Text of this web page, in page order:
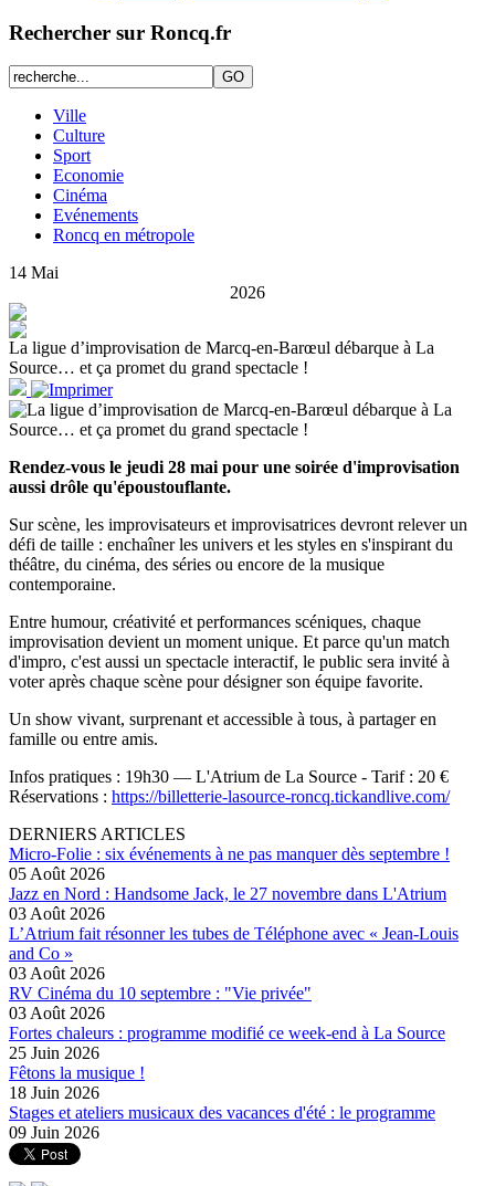
Rechercher sur Roncq.fr
Ville
Culture
Sport
Economie
Cinéma
Evénements
Roncq en métropole
14 Mai
2026
La ligue d’improvisation de Marcq-en-Barœul débarque à La
Source… et ça promet du grand spectacle !
Rendez-vous le jeudi 28 mai pour une soirée d'improvisation
aussi drôle qu'époustouflante.
Sur scène, les improvisateurs et improvisatrices devront relever un
défi de taille : enchaîner les univers et les styles en s'inspirant du
théâtre, du cinéma, des séries ou encore de la musique
contemporaine.
Entre humour, créativité et performances scéniques, chaque
improvisation devient un moment unique. Et parce qu'un match
d'impro, c'est aussi un spectacle interactif, le public sera invité à
voter après chaque scène pour désigner son équipe favorite.
Un show vivant, surprenant et accessible à tous, à partager en
famille ou entre amis.
Infos pratiques : 19h30 — L'Atrium de La Source - Tarif : 20 €
Réservations : https://billetterie-lasource-roncq.tickandlive.com/
DERNIERS ARTICLES
Micro-Folie : six événements à ne pas manquer dès septembre !
05 Août 2026
Jazz en Nord : Handsome Jack, le 27 novembre dans L'Atrium
03 Août 2026
L’Atrium fait résonner les tubes de Téléphone avec « Jean-Louis
and Co »
03 Août 2026
RV Cinéma du 10 septembre : "Vie privée"
03 Août 2026
Fortes chaleurs : programme modifié ce week-end à La Source
25 Juin 2026
Fêtons la musique !
18 Juin 2026
Stages et ateliers musicaux des vacances d'été : le programme
09 Juin 2026